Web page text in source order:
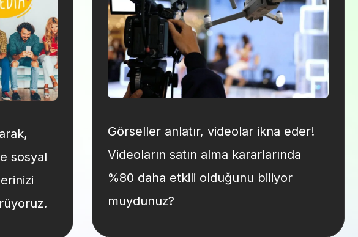
sosyal
Görseller anlatır, videolar ikna eder!
Videoların satın alma kararlarında
%80 daha etkili olduğunu biliyor
muydunuz?